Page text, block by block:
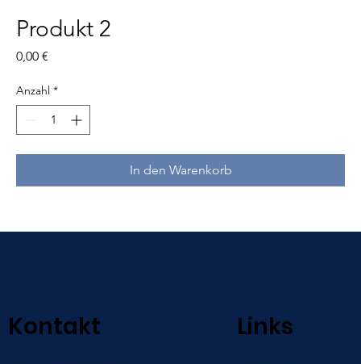
Produkt 2
0,00 €
Anzahl *
In den Warenkorb
Links
Kontakt